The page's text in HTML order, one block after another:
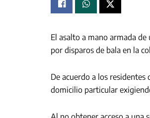
El asalto a mano armada
por disparos de bala en la
De acuerdo a los
domicilio particular